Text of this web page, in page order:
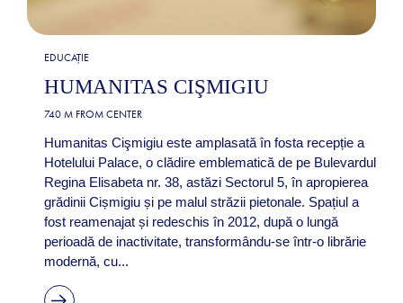
EDUCAȚIE
HUMANITAS CIŞMIGIU
740 M FROM CENTER
Humanitas Cişmigiu este amplasată în fosta recepție a
Hotelului Palace, o clădire emblematică de pe Bulevardul
Regina Elisabeta nr. 38, astăzi Sectorul 5, în apropierea
grădinii Cișmigiu și pe malul străzii pietonale. Spațiul a
fost reamenajat și redeschis în 2012, după o lungă
perioadă de inactivitate, transformându-se într-o librărie
modernă, cu...